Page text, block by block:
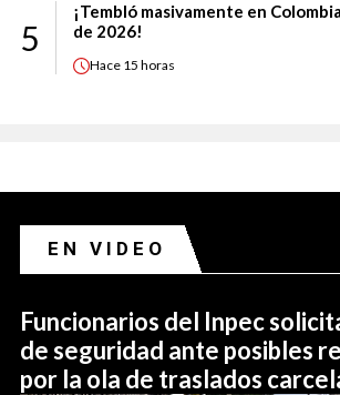
5
¡Tembló masivamente en
de 2026!
Hace 15 horas
EN VIDEO
Funcionarios del Inpec
de seguridad ante posibles
por la ola de traslados